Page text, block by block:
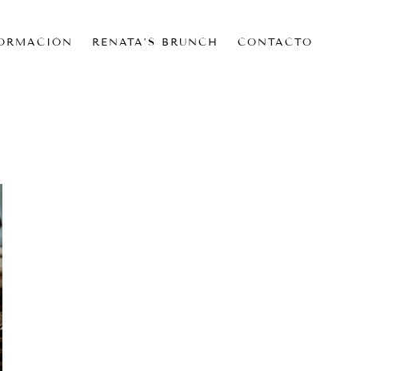
RENATA’S BRUNCH CONTACTO